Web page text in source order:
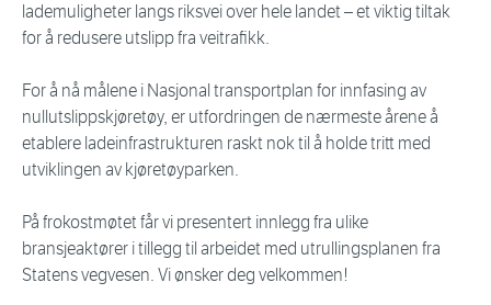
lademuligheter langs riksvei over hele landet – et viktig tiltak
for å redusere utslipp fra veitrafikk.
For å nå målene i Nasjonal transportplan for innfasing av
nullutslippskjøretøy, er utfordringen de nærmeste årene å
etablere ladeinfrastrukturen raskt nok til å holde tritt med
utviklingen av kjøretøyparken.
På frokostmøtet får vi presentert innlegg fra ulike
bransjeaktører i tillegg til arbeidet med utrullingsplanen fra
Statens vegvesen. Vi ønsker deg velkommen!